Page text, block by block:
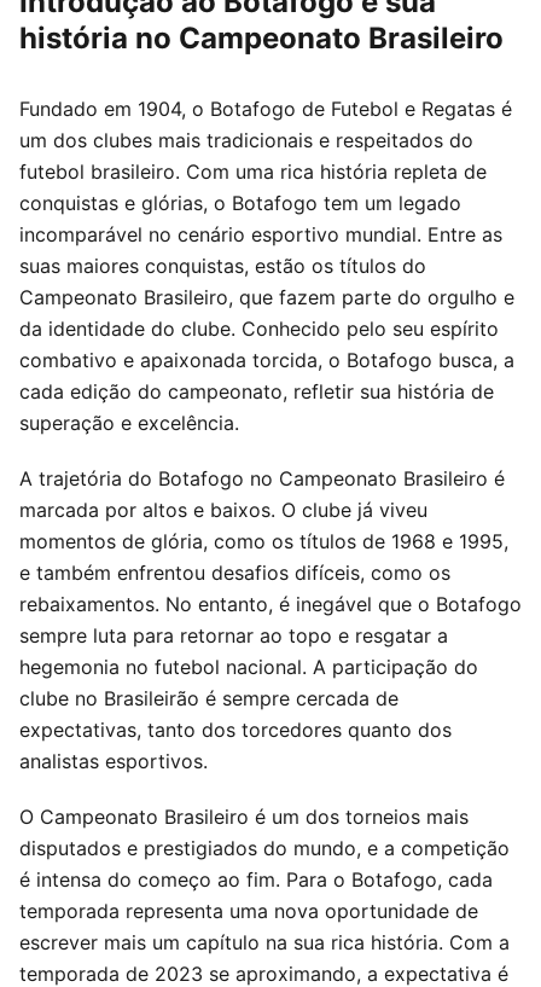
história no Campeonato Brasileiro
Fundado em 1904, o Botafogo de Futebol e Regatas é
um dos clubes mais tradicionais e respeitados do
futebol brasileiro. Com uma rica história repleta de
conquistas e glórias, o Botafogo tem um legado
incomparável no cenário esportivo mundial. Entre as
suas maiores conquistas, estão os títulos do
Campeonato Brasileiro, que fazem parte do orgulho e
da identidade do clube. Conhecido pelo seu espírito
combativo e apaixonada torcida, o Botafogo busca, a
cada edição do campeonato, refletir sua história de
superação e excelência.
A trajetória do Botafogo no Campeonato Brasileiro é
marcada por altos e baixos. O clube já viveu
momentos de glória, como os títulos de 1968 e 1995,
e também enfrentou desafios difíceis, como os
rebaixamentos. No entanto, é inegável que o Botafogo
sempre luta para retornar ao topo e resgatar a
hegemonia no futebol nacional. A participação do
clube no Brasileirão é sempre cercada de
expectativas, tanto dos torcedores quanto dos
analistas esportivos.
O Campeonato Brasileiro é um dos torneios mais
disputados e prestigiados do mundo, e a competição
é intensa do começo ao fim. Para o Botafogo, cada
temporada representa uma nova oportunidade de
escrever mais um capítulo na sua rica história. Com a
temporada de 2023 se aproximando, a expectativa é